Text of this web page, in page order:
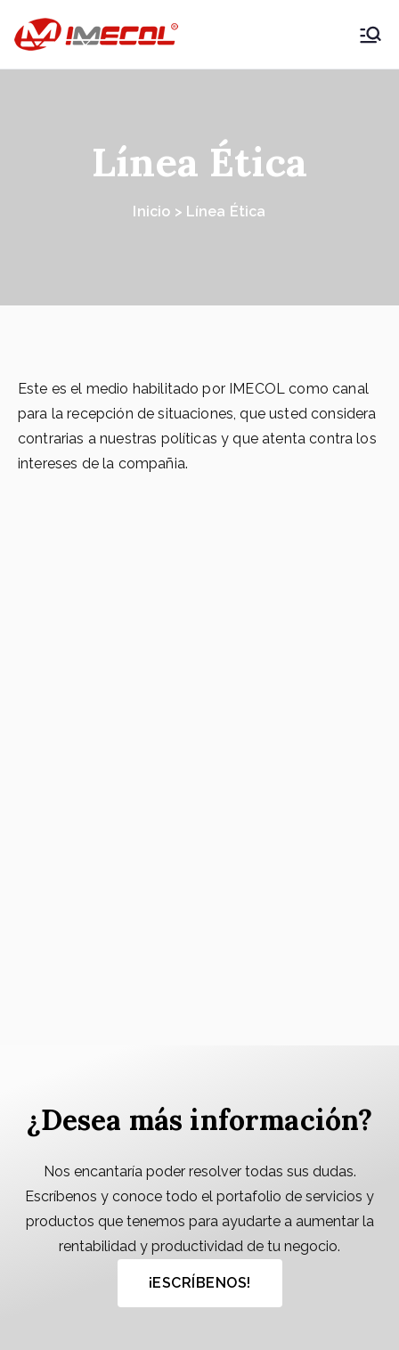
maquinaria
agrícola y
Línea Ética
Inicio > Línea Ética
Este es el medio habilitado por IMECOL como canal
para la recepción de situaciones, que usted considera
contrarias a nuestras políticas y que atenta contra los
intereses de la compañia.
¿Desea más información?
Nos encantaría poder resolver todas sus dudas.
Escríbenos y conoce todo el portafolio de servicios y
productos que tenemos para ayudarte a aumentar la
rentabilidad y productividad de tu negocio.
¡ESCRÍBENOS!